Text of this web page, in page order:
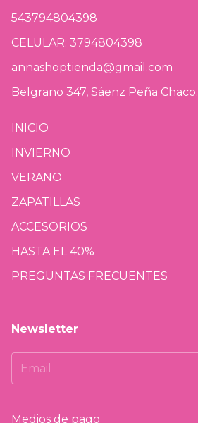
543794804398
CELULAR: 3794804398
annashoptienda@gmail.com
Belgrano 347, Sáenz Peña Chaco.
INICIO
INVIERNO
VERANO
ZAPATILLAS
ACCESORIOS
HASTA EL 40%
PREGUNTAS FRECUENTES
Newsletter
Medios de pago